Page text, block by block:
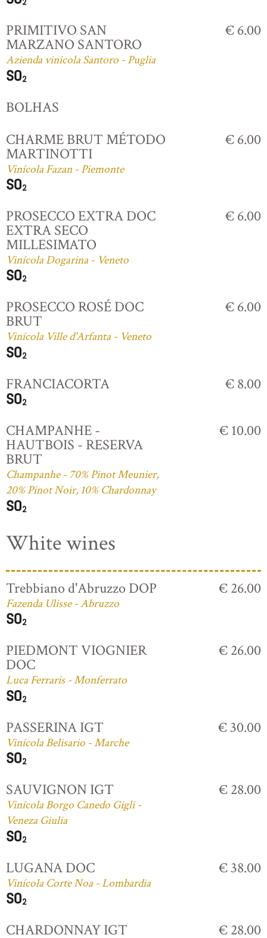
PRIMITIVO SAN
MARZANO SANTORO
Azienda vinicola Santoro - Puglia
€ 6.00
BOLHAS
CHARME BRUT MÉTODO
MARTINOTTI
Vinícola Fazan - Piemonte
€ 6.00
PROSECCO EXTRA DOC
EXTRA SECO
MILLESIMATO
Vinícola Dogarina - Veneto
€ 6.00
PROSECCO ROSÉ DOC
BRUT
Vinícola Ville d'Arfanta - Veneto
€ 6.00
FRANCIACORTA € 8.00
CHAMPANHE -
HAUTBOIS - RESERVA
BRUT
Champanhe - 70% Pinot Meunier,
20% Pinot Noir, 10% Chardonnay
€ 10.00
White wines
Trebbiano d'Abruzzo DOP
Fazenda Ulisse - Abruzzo
€ 26.00
PIEDMONT VIOGNIER
DOC
Luca Ferraris - Monferrato
€ 26.00
PASSERINA IGT
Vinícola Belisario - Marche
€ 30.00
SAUVIGNON IGT
Vinícola Borgo Canedo Gigli -
Veneza Giulia
€ 28.00
LUGANA DOC
Vinícola Corte Noa - Lombardia
€ 38.00
CHARDONNAY IGT € 28.00